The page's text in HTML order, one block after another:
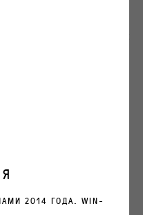
создает мир
реальность ощущается
будто бы
неподвижно
элегичному басу.
2014 ГОДА. WIN-